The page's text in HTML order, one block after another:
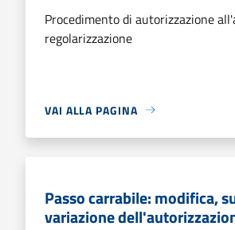
Procedimento di autorizzazione
regolarizzazione
VAI ALLA PAGINA
Passo carrabile: modifica,
variazione